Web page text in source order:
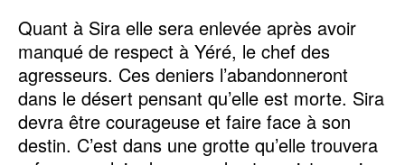
Quant à Sira elle sera enlevée après avoir
manqué de respect à Yéré, le chef des
agresseurs. Ces deniers l’abandonneront
dans le désert pensant qu’elle est morte. Sira
devra être courageuse et faire face à son
destin. C’est dans une grotte qu’elle trouvera